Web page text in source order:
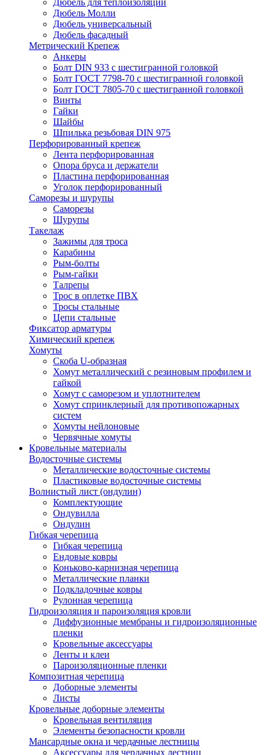
Дюбель для теплоизоляций
Дюбель Молли
Дюбель универсальный
Дюбель фасадный
Метрический Крепеж
Анкеры
Болт DIN 933 с шестигранной головкой
Болт ГОСТ 7798-70 с шестигранной головкой
Болт ГОСТ 7805-70 с шестигранной головкой
Винты
Гайки
Шайбы
Шпилька резьбовая DIN 975
Перфорированный крепеж
Лента перфорированная
Опора бруса и держатели
Пластина перфорированная
Уголок перфорированный
Саморезы и шурупы
Саморезы
Шурупы
Такелаж
Зажимы для троса
Карабины
Рым-болты
Рым-гайки
Талрепы
Трос в оплетке ПВХ
Тросы стальные
Цепи стальные
Фиксатор арматуры
Химический крепеж
Хомуты
Скоба U-образная
Хомут металлический с резиновым профилем и
гайкой
Хомут с саморезом и уплотнителем
Хомут спринклерный для противопожарных
систем
Хомуты нейлоновые
Червячные хомуты
Кровельные материалы
Водосточные системы
Металлические водосточные системы
Пластиковые водосточные системы
Волнистый лист (ондулин)
Комплектующие
Ондувилла
Ондулин
Гибкая черепица
Гибкая черепица
Ендовые ковры
Коньково-карнизная черепица
Металлические планки
Подкладочные ковры
Рулонная черепица
Гидроизоляция и пароизоляция кровли
Диффузионные мембраны и гидроизоляционные
пленки
Кровельные аксессуары
Ленты и клеи
Пароизоляционные пленки
Композитная черепица
Доборные элементы
Листы
Кровельные доборные элементы
Кровельная вентиляция
Элементы безопасности кровли
Мансардные окна и чердачные лестницы
Аксессуары для чердачных лестниц